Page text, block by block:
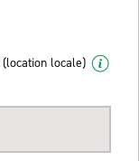
(location locale)